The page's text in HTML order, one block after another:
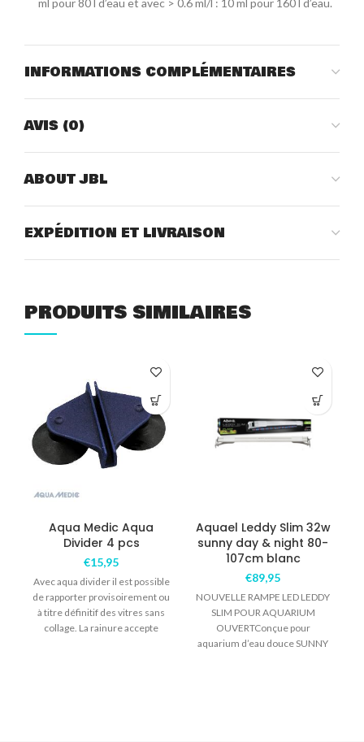
ml pour 80 l d’eau et avec > 0.6 ml/l : 10 ml pour 160 l d’eau.
INFORMATIONS COMPLÉMENTAIRES
AVIS (0)
ABOUT JBL
EXPÉDITION ET LIVRAISON
PRODUITS SIMILAIRES
Aqua Medic Aqua
Divider 4 pcs
€15,95
Avec aqua divider il est possible
de rapporter provisoirement ou
à titre définitif des vitres sans
collage. La rainure accepte
Aquael Leddy Slim 32w
sunny day & night 80-
107cm blanc
€89,95
NOUVELLE RAMPE LED LEDDY
SLIM POUR AQUARIUM
OUVERTConçue pour
aquarium d’eau douce SUNNY